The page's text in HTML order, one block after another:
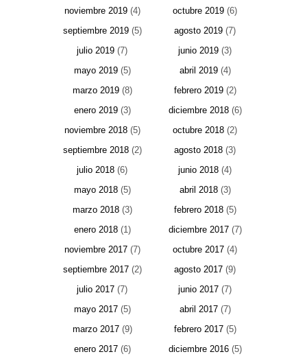
noviembre 2019(4) octubre 2019 (6)
septiembre 2019(5) agosto 2019 (7)
julio 2019 (7) junio 2019 (3)
mayo 2019(5) abril 2019(4)
marzo 2019(8) febrero 2019(2)
enero 2019(3) diciembre 2018(6)
noviembre 2018(5) octubre 2018 (2)
septiembre 2018(2) agosto 2018 (3)
julio 2018 (6) junio 2018 (4)
mayo 2018(5) abril 2018(3)
marzo 2018(3) febrero 2018(5)
enero 2018(1) diciembre 2017(7)
noviembre 2017(7) octubre 2017 (4)
septiembre 2017(2) agosto 2017 (9)
julio 2017 (7) junio 2017 (7)
mayo 2017(5) abril 2017(7)
marzo 2017(9) febrero 2017(5)
enero 2017(6) diciembre 2016(5)